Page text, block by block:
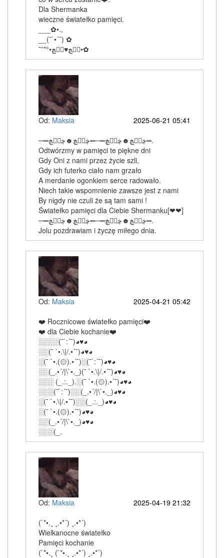
Dla Shermanka
wieczne światełko pamięci.
___✿•.,
__(¯`•´¯) ✿
˜”*°•ڰۣڿ♥ڰۣڿ•✿
Od: Maksia
2025-06-21 05:41
─═ڿڰۣڿ☻ڿڰۣڿ═─═ڿڰۣڿ☻ڿڰۣڿ═.
Odtwórzmy w pamięci te piękne dni
Gdy Oni z nami przez życie szli,
Gdy ich futerko ciało nam grzało
A merdanie ogonkiem serce radowało.
Niech takie wspomnienie zawsze jest z nami
By nigdy nie czuli że są tam sami !
Światełko pamięci dla Ciebie Shermanku[❤❤]
─═ڿڰۣڿ☻ڿڰۣڿ═─═ڿڰۣڿ☻ڿڰۣڿ═.
Jolu pozdrawiam i życzę miłego dnia.
Od: Maksia
2025-04-21 05:42
❤️ Rocznicowe światełko pamięci❤️
❤️ dla Ciebie kochanie❤️
░░░░(¯`:´¯)◕♥◕
░░(¯ `•.\|/.•´¯)◕♥◕
░(¯ `•.(۞).•´¯)░(¯`:´¯)◕♥◕
░░(_.•´/|\`•._)(¯ `•.\|/.•´¯)◕♥◕
░░░ (_.:._).░(¯ `•.(۞).•´¯)◕♥◕
░░░(¯`:´¯)░░(_.•´/|\`•._)◕♥◕
░(¯ `•.\|/.•´¯)░░(_.:._)◕♥◕
░(¯ `•.(۞).•´¯)◕♥◕
░░(_.•´/|\`•._)◕♥◕
░░░(_.
Od: Maksia
2025-04-19 21:32
(`*•.¸ ¸.•*´) ¸.•*´)
Wielkanocne światełko
Pamięci kochanie
(`*•.¸ (`*•.¸ ¸.•*´) ¸.•*´)